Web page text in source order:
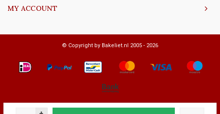
MY ACCOUNT
© Copyright by Bakeliet.nl 2005 - 2026